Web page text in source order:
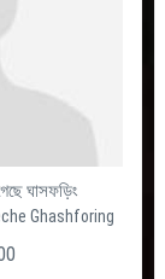
ঘাসফড়িং
Ghashforing